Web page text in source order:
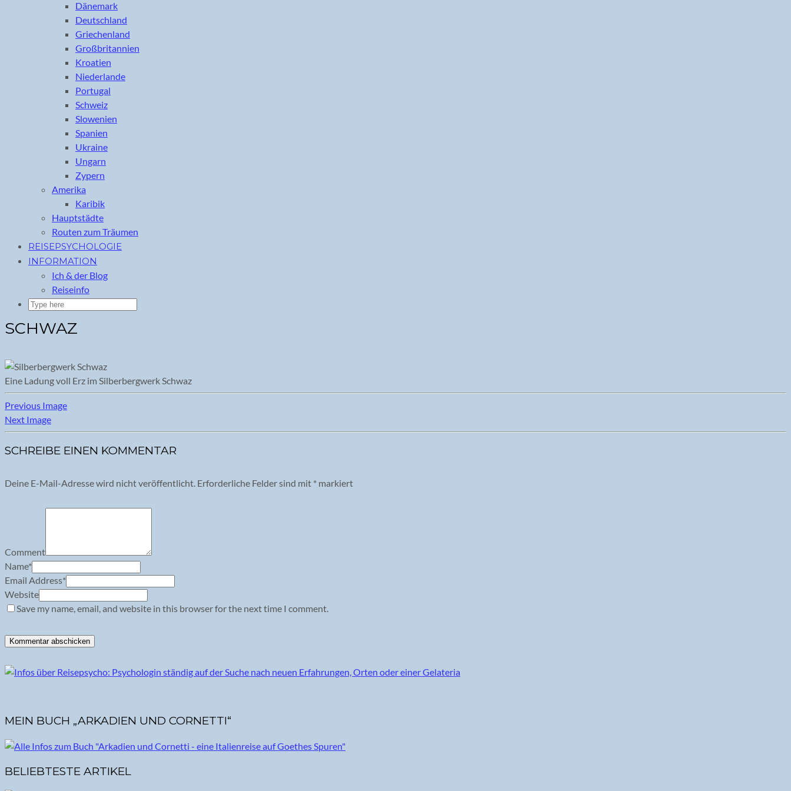
Dänemark
Deutschland
Griechenland
Großbritannien
Kroatien
Niederlande
Portugal
Schweiz
Slowenien
Spanien
Ukraine
Ungarn
Zypern
Amerika
Karibik
Hauptstädte
Routen zum Träumen
REISEPSYCHOLOGIE
INFORMATION
Ich & der Blog
Reiseinfo
SCHWAZ
Eine Ladung voll Erz im Silberbergwerk Schwaz
Previous Image
Next Image
SCHREIBE EINEN KOMMENTAR
Deine E-Mail-Adresse wird nicht veröffentlicht. Erforderliche Felder sind mit * markiert
Comment
Name*
Email Address*
Website
Save my name, email, and website in this browser for the next time I comment.
MEIN BUCH „ARKADIEN UND CORNETTI“
BELIEBTESTE ARTIKEL